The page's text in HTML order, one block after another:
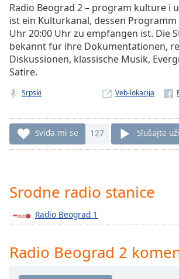
Seek to
live,
currently
behind
liveLIVE
Remaining
Time-
Playback
Rate
descriptions
selected
Subtitles
Radio Beograd 2 – program kulture i
ist ein Kulturkanal, dessen Programm
Uhr 20:00 Uhr zu empfangen ist. Die
bekannt für ihre Dokumentationen,
Diskussionen, klassische Musik,
Satire.
Srpski Veb-lokacija
Sviđa mi se 127 Slušajte
Srodne radio stanice
Radio Beograd 1
Radio Beograd 2